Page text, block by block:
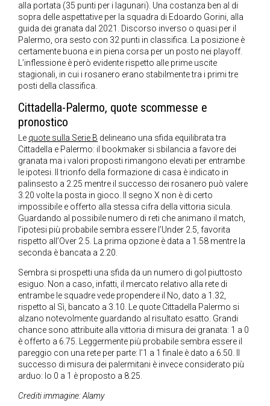
alla portata (35 punti per i lagunari). Una costanza ben al di
sopra delle aspettative per la squadra di Edoardo Gorini, alla
guida dei granata dal 2021. Discorso inverso o quasi per il
Palermo, ora sesto con 32 punti in classifica. La posizione è
certamente buona e in piena corsa per un posto nei playoff.
L’inflessione è però evidente rispetto alle prime uscite
stagionali, in cui i rosanero erano stabilmente tra i primi tre
posti della classifica.
Cittadella-Palermo, quote scommesse e
pronostico
Le quote sulla Serie B delineano una sfida equilibrata tra
Cittadella e Palermo: il bookmaker si sbilancia a favore dei
granata ma i valori proposti rimangono elevati per entrambe
le ipotesi. Il trionfo della formazione di casa è indicato in
palinsesto a 2.25 mentre il successo dei rosanero può valere
3.20 volte la posta in gioco. Il segno X non è di certo
impossibile e offerto alla stessa cifra della vittoria sicula.
Guardando al possibile numero di reti che animano il match,
l’ipotesi più probabile sembra essere l’Under 2.5, favorita
rispetto all’Over 2.5. La prima opzione è data a 1.58 mentre la
seconda è bancata a 2.20.
Sembra si prospetti una sfida da un numero di gol piuttosto
esiguo. Non a caso, infatti, il mercato relativo alla rete di
entrambe le squadre vede propendere il No, dato a 1.32,
rispetto al Sì, bancato a 3.10. Le quote Cittadella Palermo si
alzano notevolmente guardando al risultato esatto. Grandi
chance sono attribuite alla vittoria di misura dei granata: 1 a 0
è offerto a 6.75. Leggermente più probabile sembra essere il
pareggio con una rete per parte: l’1 a 1 finale è dato a 6.50. Il
successo di misura dei palermitani è invece considerato più
arduo: lo 0 a 1 è proposto a 8.25.
Crediti immagine: Alamy